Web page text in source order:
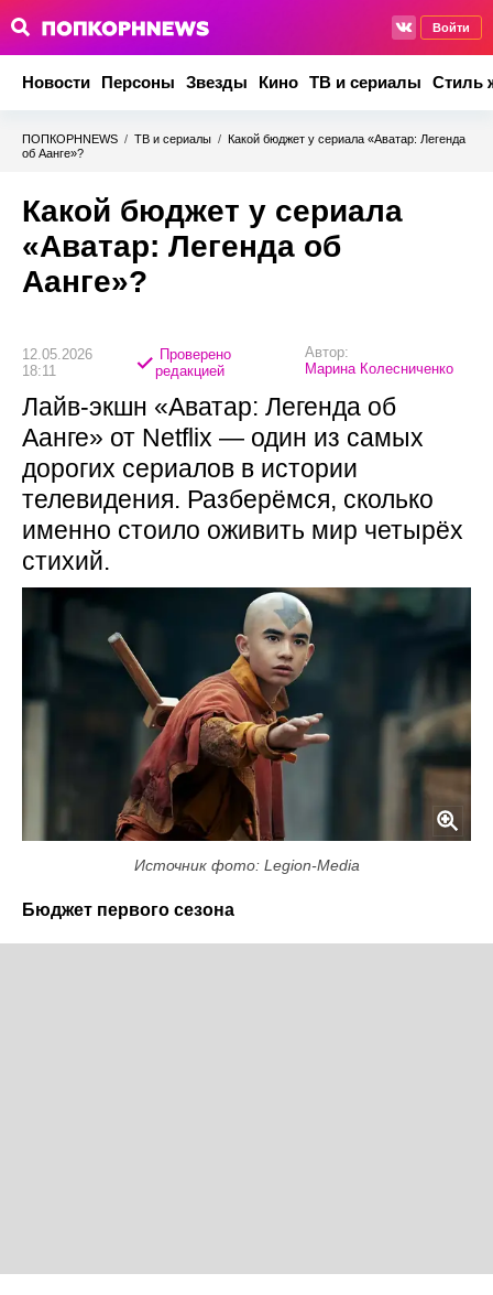
Войти
Новости Персоны Звезды Кино ТВ и сериалы Стиль
ПОПКОРНNEWS / ТВ и сериалы / Какой бюджет у сериала «Аватар: Легенда
об Аанге»?
Какой бюджет у сериала
«Аватар: Легенда об
Аанге»?
12.05.2026
18:11
Проверено
редакцией
Автор:
Марина Колесниченко
Лайв-экшн «Аватар: Легенда об
Аанге» от Netflix — один из самых
дорогих сериалов в истории
телевидения. Разберёмся, сколько
именно стоило оживить мир четырёх
стихий.
Источник фото: Legion-Media
Бюджет первого сезона